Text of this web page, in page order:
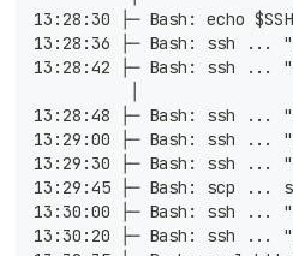
13:28:30 ├─ Bash: echo
13:28:36 ├─ Bash: ssh ...
13:28:42 ├─ Bash: ssh ...
13:28:48 ├─ Bash: ssh
13:29:00 ├─ Bash: ssh ...
13:29:30 ├─ Bash: ssh ...
13:29:45 ├─ Bash: scp ...
13:30:00 ├─ Bash: ssh ...
13:30:20 ├─ Bash: ssh ...